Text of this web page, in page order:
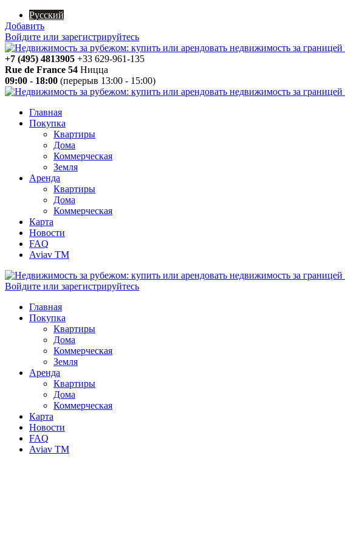
Русский
Добавить
Войдите или зарегистрируйтесь
+7 (495) 4813905 +33 629-961-135
Rue de France 54 Ницца
09:00 - 18:00 (перерыв 13:00 - 15:00)
Главная
Покупка
Квартиры
Дома
Коммерческая
Земля
Аренда
Квартиры
Дома
Коммерческая
Карта
Новости
FAQ
Aviav TM
Войдите или зарегистрируйтесь
Главная
Покупка
Квартиры
Дома
Коммерческая
Земля
Аренда
Квартиры
Дома
Коммерческая
Карта
Новости
FAQ
Aviav TM